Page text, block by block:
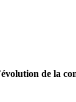
évolution de la